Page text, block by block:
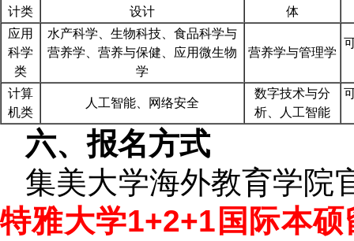
计类
设计
体
应用
科学
类
水产科学、生物科技、食品科学与
营养学、营养与保健、应用微生物
学
营养学与管理学
计算
机类
人工智能、网络安全
数字技术与分
析、人工智能
六、报名方式
集美大学海外教育学院
特雅大学1+2+1国际本